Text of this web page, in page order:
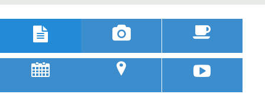
  
; u 